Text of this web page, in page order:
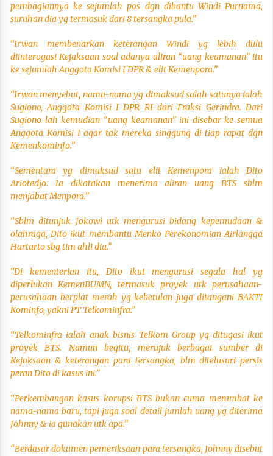
pembagiannya ke sejumlah pos dgn dibantu Windi Purnama,
suruhan dia yg termasuk dari 8 tersangka pula.”
“Irwan membenarkan keterangan Windi yg lebih dulu
diinterogasi Kejaksaan soal adanya aliran “uang keamanan” itu
ke sejumlah Anggota Komisi I DPR & elit Kemenpora.”
“Irwan menyebut, nama-nama yg dimaksud salah satunya ialah
Sugiono, Anggota Komisi I DPR RI dari Fraksi Gerindra. Dari
Sugiono lah kemudian “uang keamanan” ini disebar ke semua
Anggota Komisi I agar tak mereka singgung di tiap rapat dgn
Kemenkominfo.”
“Sementara yg dimaksud satu elit Kemenpora ialah Dito
Ariotedjo. Ia dikatakan menerima aliran uang BTS sblm
menjabat Menpora.”
“Sblm ditunjuk Jokowi utk mengurusi bidang kepemudaan &
olahraga, Dito ikut membantu Menko Perekonomian Airlangga
Hartarto sbg tim ahli dia.”
“Di kementerian itu, Dito ikut mengurusi segala hal yg
diperlukan KemenBUMN, termasuk proyek utk perusahaan-
perusahaan berplat merah yg kebetulan juga ditangani BAKTI
Kominfo, yakni PT Telkominfra.”
“Telkominfra ialah anak bisnis Telkom Group yg ditugasi ikut
proyek BTS. Namun begitu, merujuk berbagai sumber di
Kejaksaan & keterangan para tersangka, blm ditelusuri persis
peran Dito di kasus ini.”
“Perkembangan kasus korupsi BTS bukan cuma merambat ke
nama-nama baru, tapi juga soal detail jumlah uang yg diterima
Johnny & ia gunakan utk apa.”
“Berdasar dokumen pemeriksaan para tersangka, Johnny disebut